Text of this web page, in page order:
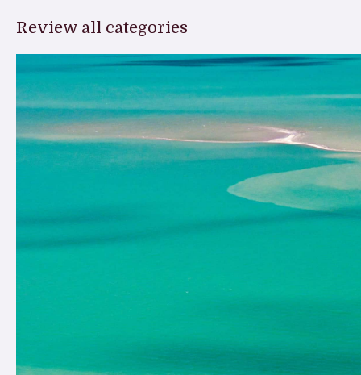
Review all categories